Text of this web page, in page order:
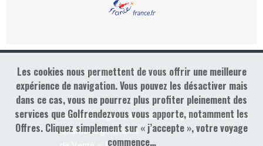
Copyright : Golf Rendez-vous
Mentions légales &
Conditions générales
contact@golfrendezvous.com
Les cookies nous permettent de vous offrir une meilleure
expérience de navigation. Vous pouvez les désactiver mais
dans ce cas, vous ne pourrez plus profiter pleinement des
services que Golfrendezvous vous apporte, notamment les
Offres. Cliquez simplement sur « j’accepte », votre voyage
commence…